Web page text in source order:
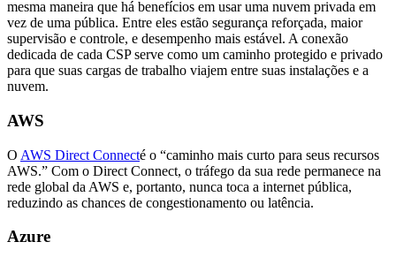
mesma maneira que há benefícios em usar uma nuvem privada em
vez de uma pública. Entre eles estão segurança reforçada, maior
supervisão e controle, e desempenho mais estável. A conexão
dedicada de cada CSP serve como um caminho protegido e privado
para que suas cargas de trabalho viajem entre suas instalações e a
nuvem.
AWS
O AWS Direct Connecté o “caminho mais curto para seus recursos
AWS.” Com o Direct Connect, o tráfego da sua rede permanece na
rede global da AWS e, portanto, nunca toca a internet pública,
reduzindo as chances de congestionamento ou latência.
Azure